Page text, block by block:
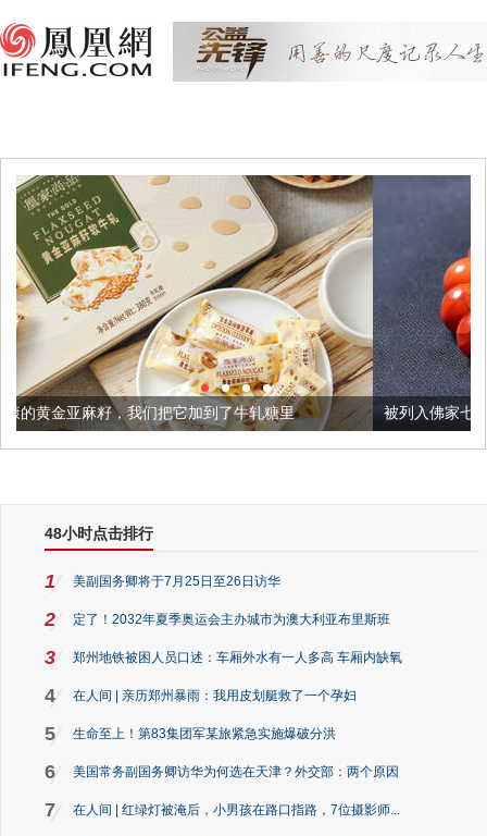
把它加到了牛轧糖里 被列入佛家七宝的它到底有多美？
48小时点击排行
1 美副国务卿将于7月25日至26日访华
2 定了！2032年夏季奥运会主办城市为澳大利亚布里斯班
3 郑州地铁被困人员口述：车厢外水有一人多高 车厢内缺氧
4 在人间 | 亲历郑州暴雨：我用皮划艇救了一个孕妇
5 生命至上！第83集团军某旅紧急实施爆破分洪
6 美国常务副国务卿访华为何选在天津？外交部：两个原因
7 在人间 | 红绿灯被淹后，小男孩在路口指路，7位摄影师...